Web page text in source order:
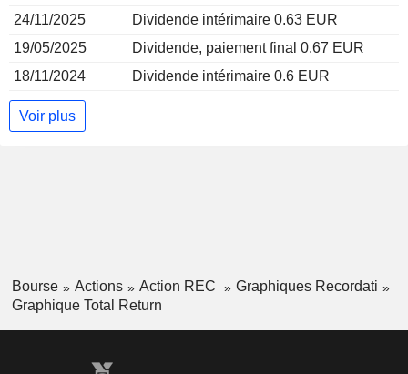
24/11/2025
Dividende intérimaire 0.63 EUR
19/05/2025
Dividende, paiement final 0.67 EUR
18/11/2024
Dividende intérimaire 0.6 EUR
Voir plus
Bourse Actions Action REC
Graphiques Recordati
Graphique Total Return